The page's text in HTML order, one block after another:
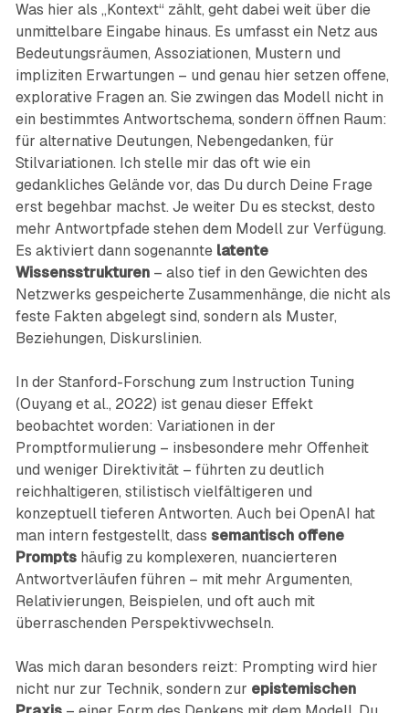
Was hier als „Kontext“ zählt, geht dabei weit über die
unmittelbare Eingabe hinaus. Es umfasst ein Netz aus
Bedeutungsräumen, Assoziationen, Mustern und
impliziten Erwartungen – und genau hier setzen offene,
explorative Fragen an. Sie zwingen das Modell nicht in
ein bestimmtes Antwortschema, sondern öffnen Raum:
für alternative Deutungen, Nebengedanken, für
Stilvariationen. Ich stelle mir das oft wie ein
gedankliches Gelände vor, das Du durch Deine Frage
erst begehbar machst. Je weiter Du es steckst, desto
mehr Antwortpfade stehen dem Modell zur Verfügung.
Es aktiviert dann sogenannte latente
Wissensstrukturen– also tief in den Gewichten des
Netzwerks gespeicherte Zusammenhänge, die nicht als
feste Fakten abgelegt sind, sondern als Muster,
Beziehungen, Diskurslinien.
In der Stanford-Forschung zum Instruction Tuning
(Ouyang et al., 2022) ist genau dieser Effekt
beobachtet worden: Variationen in der
Promptformulierung – insbesondere mehr Offenheit
und weniger Direktivität – führten zu deutlich
reichhaltigeren, stilistisch vielfältigeren und
konzeptuell tieferen Antworten. Auch bei OpenAI hat
man intern festgestellt, dass semantisch offene
Promptshäufig zu komplexeren, nuancierteren
Antwortverläufen führen – mit mehr Argumenten,
Relativierungen, Beispielen, und oft auch mit
überraschenden Perspektivwechseln.
Was mich daran besonders reizt: Prompting wird hier
nicht nur zur Technik, sondern zur epistemischen